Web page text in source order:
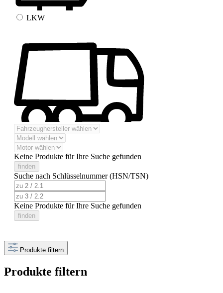
LKW
Keine Produkte für Ihre Suche gefunden
finden
Suche nach Schlüsselnummer (HSN/TSN)
Keine Produkte für Ihre Suche gefunden
finden
Produkte filtern
Produkte filtern